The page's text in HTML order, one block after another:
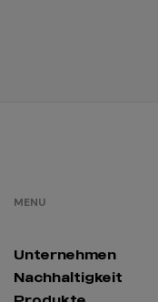
MENU
Unternehmen
Nachhaltigkeit